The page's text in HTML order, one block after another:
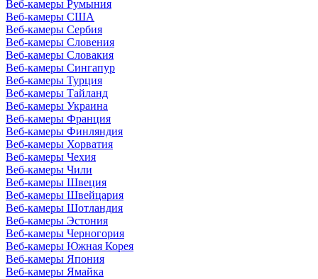
Веб-камеры Румыния
Веб-камеры США
Веб-камеры Сербия
Веб-камеры Словения
Веб-камеры Словакия
Веб-камеры Сингапур
Веб-камеры Турция
Веб-камеры Тайланд
Веб-камеры Украина
Веб-камеры Франция
Веб-камеры Финляндия
Веб-камеры Хорватия
Веб-камеры Чехия
Веб-камеры Чили
Веб-камеры Швеция
Веб-камеры Швейцария
Веб-камеры Шотландия
Веб-камеры Эстония
Веб-камеры Черногория
Веб-камеры Южная Корея
Веб-камеры Япония
Веб-камеры Ямайка